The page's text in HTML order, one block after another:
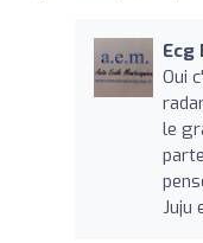
Ecg
Oui
le
Juju